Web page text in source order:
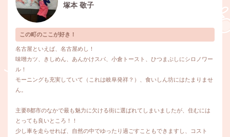
塚本 敬子
この町のここが好き！
名古屋といえば、名古屋めし！
味噌カツ、きしめん、あんかけスパ、小倉トースト、ひつまぶしにシロノワー
ル！
モーニングも充実していて（これは岐阜発祥？）、食いしん坊にはたまりませ
ん。
主要8都市のなかで最も魅力に欠ける街に選ばれてしまいましたが、住むには
とっても良いところ！！
少し車を走らせれば、自然の中でゆったり過ごすこともできますし、コスト